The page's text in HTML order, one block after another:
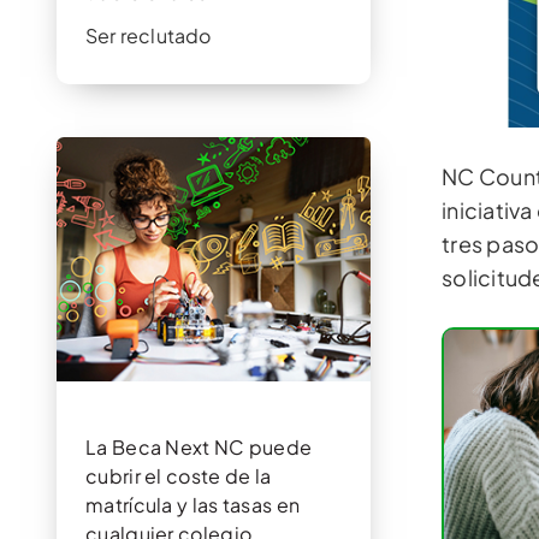
Ser reclutado
La Beca Next NC puede
cubrir el coste de la
matrícula y las tasas en
cualquier colegio
NC
iniciativa
tres